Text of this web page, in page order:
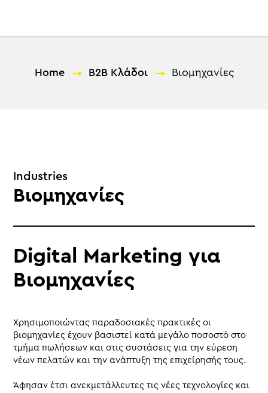
Home — B2B Κλάδοι — Βιομηχανίες
Industries
Βιομηχανίες
Digital Marketing για
Βιομηχανίες
Χρησιμοποιώντας παραδοσιακές πρακτικές οι
βιομηχανίες έχουν βασιστεί κατά μεγάλο ποσοστό στο
τμήμα πωλήσεων και στις συστάσεις για την εύρεση
νέων πελατών και την ανάπτυξη της επιχείρησής τους.
Άφησαν έτσι ανεκμετάλλευτες τις νέες τεχνολογίες και